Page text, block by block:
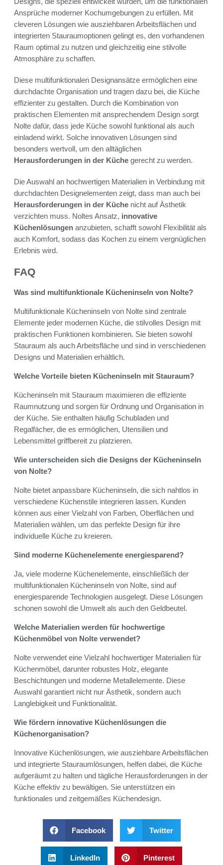
Ansprüche moderner Kochumgebungen zu erfüllen. Mit
cleveren Lösungen wie ausziehbaren Arbeitsflächen und
integrierten Stauraumoptionen gelingt es, den vorhandenen
Raum optimal zu nutzen und gleichzeitig eine stilvolle
Atmosphäre zu schaffen.
Diese multifunktionalen Designansätze ermöglichen eine
durchdachte Organisation und tragen dazu bei, die Küche
effizienter zu gestalten. Durch die Kombination von
praktischen Elementen mit ansprechendem Design sorgt
Nolte dafür, dass jede Küche sowohl funktional als auch
einladend wirkt. Solche innovativen Lösungen sind
besonders wertvoll, um den alltäglichen
Herausforderungen in der Küche gerecht zu werden.
Die Auswahl an hochwertigen Materialien in Verbindung mit
durchdachten Designelementen zeigt, dass man auch bei
Herausforderungen in der Küche nicht auf Ästhetik
verzichten muss. Noltes Ansatz, innovative
Küchenlösungen anzubieten, schafft sowohl Flexibilität als
auch Komfort, sodass das Kochen zu einem vergnüglichen
Erlebnis wird.
FAQ
Was sind multifunktionale Kücheninseln von Nolte?
Multifunktionale Kücheninseln von Nolte sind zentrale
Elemente jeder modernen Küche, die stilvolles Design mit
praktischen Funktionen kombinieren. Sie bieten sowohl
Stauraum als auch Arbeitsfläche und sind in verschiedenen
Designs und Materialien erhältlich.
Welche Vorteile bieten Kücheninseln mit Stauraum?
Kücheninseln mit Stauraum maximieren die effiziente
Raumnutzung und sorgen für Ordnung und Organisation in
der Küche. Sie enthalten häufig Schubladen und
Regalfächer, die es ermöglichen, Utensilien und
Lebensmittel griffbereit zu platzieren.
Wie unterscheiden sich die Designs der Kücheninseln
von Nolte?
Nolte bietet anpassbare Kücheninseln, die sich nahtlos in
verschiedene Küchenstile integrieren lassen. Kunden
können aus einer Vielzahl von Farben, Oberflächen und
Materialien wählen, um das perfekte Design für ihre
individuelle Küche zu kreieren.
Sind moderne Küchenelemente energiesparend?
Ja, viele moderne Küchenelemente, einschließlich der
multifunktionalen Kücheninseln von Nolte, sind auf
energiesparende Technologien ausgelegt. Diese Lösungen
schonen sowohl die Umwelt als auch den Geldbeutel.
Welche Materialien werden für hochwertige
Küchenmöbel von Nolte verwendet?
Nolte verwendet eine Vielzahl hochwertiger Materialien für
Küchenmöbel, darunter robustes Holz, elegante
Beschichtungen und moderne Metallelemente. Diese
Auswahl garantiert nicht nur Ästhetik, sondern auch
Langlebigkeit und Funktionalität.
Wie fördern innovative Küchenlösungen die
Küchenorganisation?
Innovative Küchenlösungen, wie ausziehbare Arbeitsflächen
und integrierte Stauraumlösungen, helfen dabei, die Küche
aufgeräumt zu halten und tägliche Herausforderungen in der
Küche effektiv zu bewältigen. Sie unterstützen ein
funktionales und zeitgemäßes Küchendesign.
Facebook Twitter
LinkedIn Pinterest